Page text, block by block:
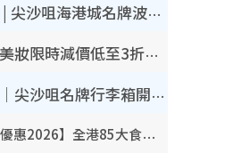
開倉優惠 | 尖沙咀海港城名牌波鞋開倉低至1折！On鞋$899起／Joy&Peace鞋履$98起
CHANEL美妝限時減價低至3折！人氣粉底/唇膏/精華液低至$275！COCO香水都有平
開倉優惠｜尖沙咀名牌行李箱開倉低至4折！一連5日 American Tourister/ace./Hallmark $200起！
【8月生日優惠2026】全港85大食買玩著數攻略 自助餐/火鍋放題同行免費＋誠品/DONKI送現金券